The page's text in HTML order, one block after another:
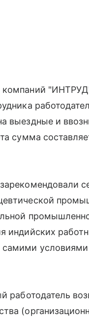
компаний
выездные и
сумма
индийских
работодатель